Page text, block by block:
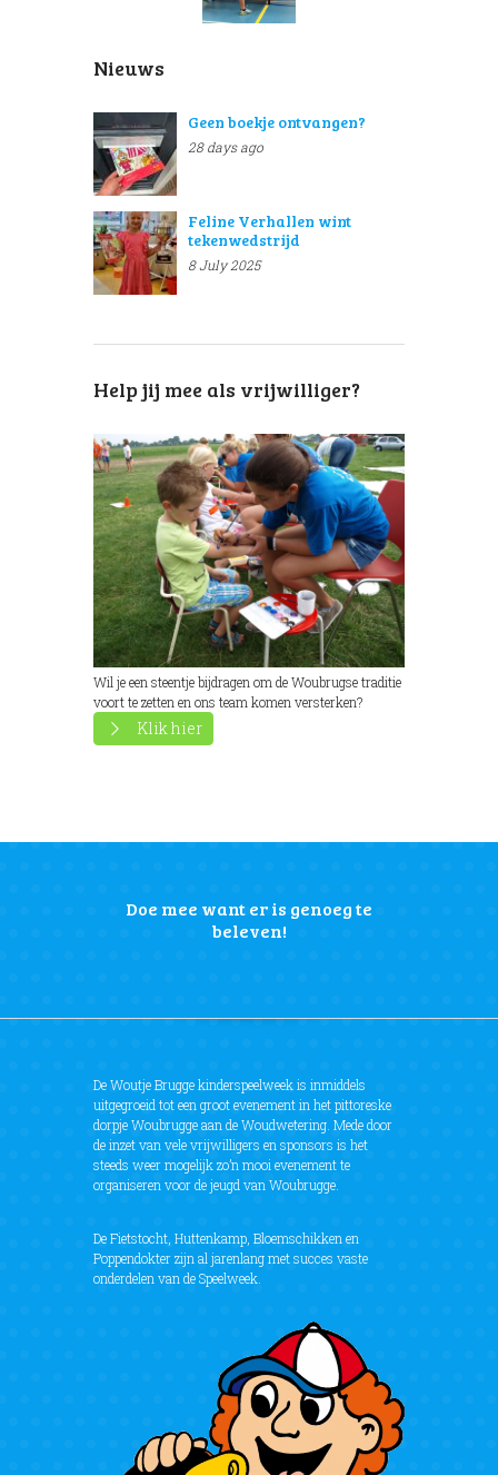
Nieuws
Geen boekje ontvangen?
28 days ago
Feline Verhallen wint
tekenwedstrijd
8 July 2025
Help jij mee als vrijwilliger?
Wil je een steentje bijdragen om de Woubrugse traditie
voort te zetten en ons team komen versterken?
Klik hier
Doe mee want er is genoeg te
beleven!
De Woutje Brugge kinderspeelweek is inmiddels
uitgegroeid tot een groot evenement in het pittoreske
dorpje Woubrugge aan de Woudwetering. Mede door
de inzet van vele vrijwilligers en sponsors is het
steeds weer mogelijk zo’n mooi evenement te
organiseren voor de jeugd van Woubrugge.
De Fietstocht, Huttenkamp, Bloemschikken en
Poppendokter zijn al jarenlang met succes vaste
onderdelen van de Speelweek.